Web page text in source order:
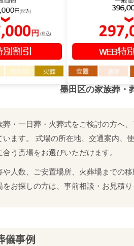
墨田区の家族葬・
葬・一日葬・火葬式をご検討の方へ
います。 式場の所在地、交通案内、
合う斎場をお選びいただけます。
や人数、ご安置場所、火葬場までの
をお探しの方は、事前相談・お見積り
儀事例